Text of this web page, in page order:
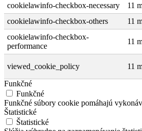
cookielawinfo-checkbox-necessary
11
cookielawinfo-checkbox-others
11
cookielawinfo-checkbox-
performance
11
viewed_cookie_policy 11
Funkčné
Funkčné
Funkčné súbory cookie pomáhajú
Štatistické
Štatistické